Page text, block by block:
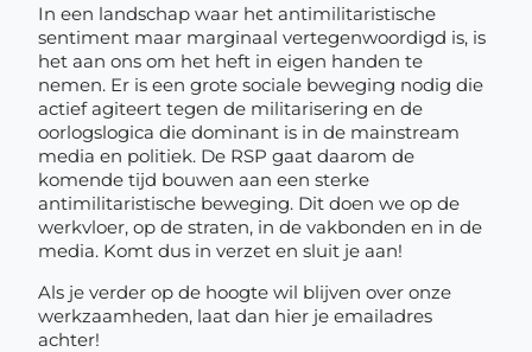
In een landschap waar het antimilitaristische
sentiment maar marginaal vertegenwoordigd is, is
het aan ons om het heft in eigen handen te
nemen. Er is een grote sociale beweging nodig die
actief agiteert tegen de militarisering en de
oorlogslogica die dominant is in de mainstream
media en politiek. De RSP gaat daarom de
komende tijd bouwen aan een sterke
antimilitaristische beweging. Dit doen we op de
werkvloer, op de straten, in de vakbonden en in de
media. Komt dus in verzet en sluit je aan!
Als je verder op de hoogte wil blijven over onze
werkzaamheden, laat dan hier je emailadres
achter!